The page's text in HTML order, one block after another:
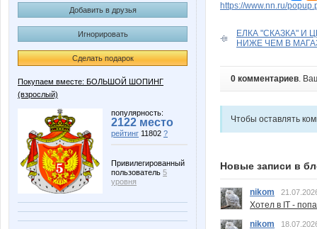
Добавить в друзья
Игнорировать
Сделать подарок
Покупаем вместе: БОЛЬШОЙ ШОПИНГ
(взрослый)
популярность:
2122 место
рейтинг 11802 ?
Привилегированный
пользователь 5
уровня
https://www.nn.ru/
ЕЛКА "СКАЗКА" И
НИЖЕ ЧЕМ В
0 комментариев.
Чтобы оставлять
Новые записи в
nikom
Хотел в IT -
nikom